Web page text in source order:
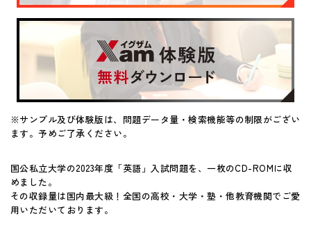
※サンプル及び体験版は、問題データ量・検索機能等の制限がござい
ます。予めご了承ください。
国公私立大学の2023年度「英語」入試問題を、一枚のCD-ROMに収
めました。
その収録量は国内最大級！全国の高校・大学・塾・他教育機関でご愛
用いただいております。